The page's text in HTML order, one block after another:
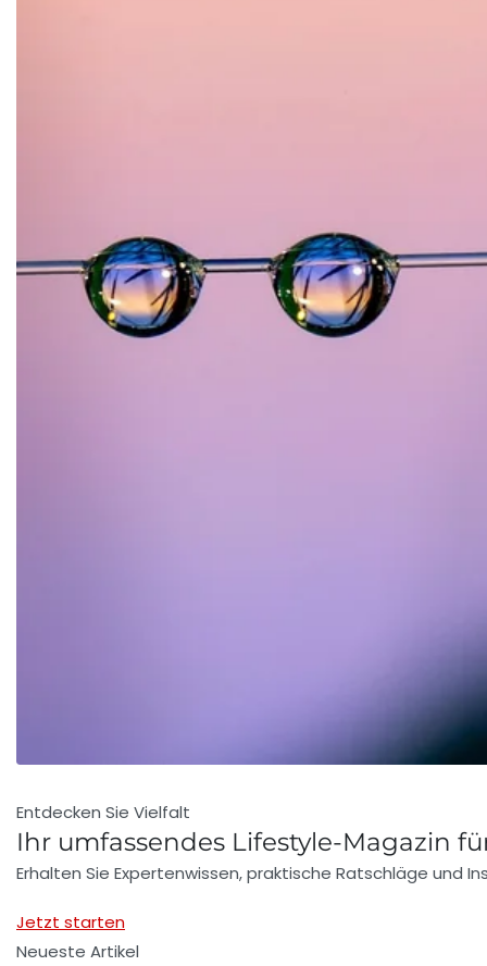
Entdecken Sie Vielfalt
Ihr umfassendes Lifestyle-Magazin
Erhalten Sie Expertenwissen, praktische Ratschläge und
Jetzt starten
Neueste Artikel